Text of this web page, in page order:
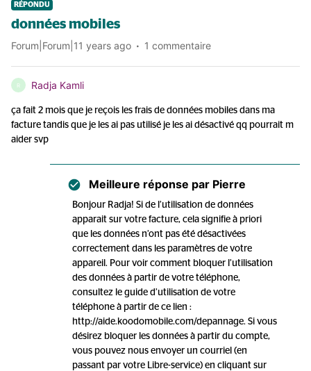
RÉPONDU
données mobiles
Forum|Forum|11 years ago 1 commentaire
R Radja Kamli
ça fait 2 mois que je reçois les frais de données mobiles dans ma
facture tandis que je les ai pas utilisé je les ai désactivé qq pourrait m
aider svp
Meilleure réponse par Pierre
Bonjour Radja! Si de l’utilisation de données
apparait sur votre facture, cela signifie à priori
que les données n’ont pas été désactivées
correctement dans les paramètres de votre
appareil. Pour voir comment bloquer l’utilisation
des données à partir de votre téléphone,
consultez le guide d’utilisation de votre
téléphone à partir de ce lien :
http://aide.koodomobile.com/depannage. Si vous
désirez bloquer les données à partir du compte,
vous pouvez nous envoyer un courriel (en
passant par votre Libre-service) en cliquant sur